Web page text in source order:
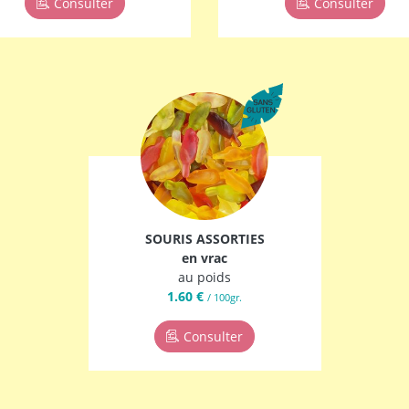
SOURIS ASSORTIES
en vrac
au poids
1.60 € / 100gr.
Consulter